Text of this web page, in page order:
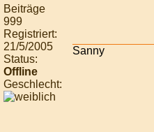
Beiträge
999
Registriert:
21/5/2005
Status:
Offline
Geschlecht:
Sanny